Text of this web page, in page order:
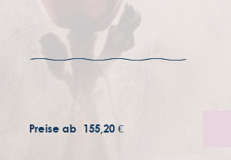
Preise ab 155,20 €